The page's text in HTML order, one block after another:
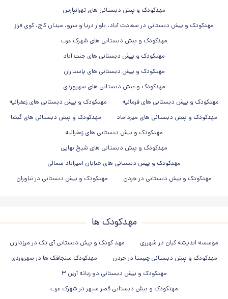
مهدکودک و پیش دبستانی های تهرانپارس
مهدکودک و پیش دبستانی در سعادت آباد، بلوار دریا و سرو، میدان کاج، کوی فراز
مهدکودک و پیش دبستانی های شهرک غرب
مهدکودک و پیش دبستانی های جنت آباد
مهدکودک و پیش دبستانی های پاسداران
مهدکودک و پیش دبستانی های سهروردی
مهدکودک و پیش دبستانی های فرمانیه
مهدکودک و پیش دبستانی های زعفرانیه
مهدکودک و پیش دبستانی های میرداماد
مهدکودک و پیش دبستانی های گیشا
مهدکودک و پیش دبستانی های زعفرانیه
مهدکودک و پیش دبستانی های شیخ بهایی
مهدکودک و پیش دبستانی های خیابان امیرآباد شمالی
مهدکودک و پیش دبستانی در جردن
مهدکودک و پیش دبستانی در نیاوران
مهدکودک ها
موسسه اندیشه کیان در شهرری
مهد کودک و پیش دبستانی آی تک در مرزداران
مهدکودک و پیش دبستانی چیستا در جردن
مهدکودک سنجاقک ها در سهروردی
مهدکودک و پیش دبستانی دو زبانه آرین ۳
مهدکودک و پیش دبستانی قصر سپهر در شهرک غرب